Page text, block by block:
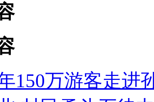
150万游客走进